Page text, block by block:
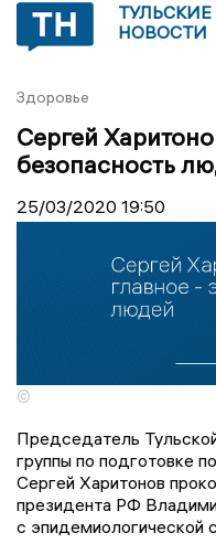
ТУЛЬСКИЕ
НОВОСТИ
Здоровье
Сергей
безопасность
25/03/2020 19:50
©
Председатель
группы по подготовке
Сергей Харитонов
президента РФ
с эпидемиологической